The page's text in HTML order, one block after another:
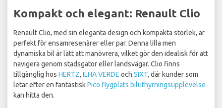
Kompakt och elegant: Renault Clio
Renault Clio, med sin eleganta design och kompakta storlek, är
perfekt för ensamresenärer eller par. Denna lilla men
dynamiska bil är lätt att manövrera, vilket gör den idealisk för att
navigera genom stadsgator eller landsvägar. Clio finns
tillgänglig hos HERTZ, ILHA VERDE och SIXT, där kunder som
letar efter en fantastiskPico flygplats biluthyrningsupplevelse
kan hitta den.